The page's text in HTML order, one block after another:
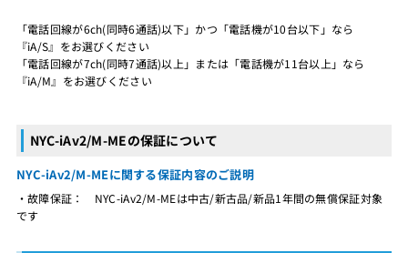
「電話回線が6ch(同時6通話)以下」かつ「電話機が10台以下」なら
『iA/S』をお選びください
「電話回線が7ch(同時7通話)以上」または「電話機が11台以上」なら
『iA/M』をお選びください
NYC-iAv2/M-MEの保証について
NYC-iAv2/M-MEに関する保証内容のご説明
・故障保証： NYC-iAv2/M-MEは中古/新古品/新品1年間の無償保証対象
です